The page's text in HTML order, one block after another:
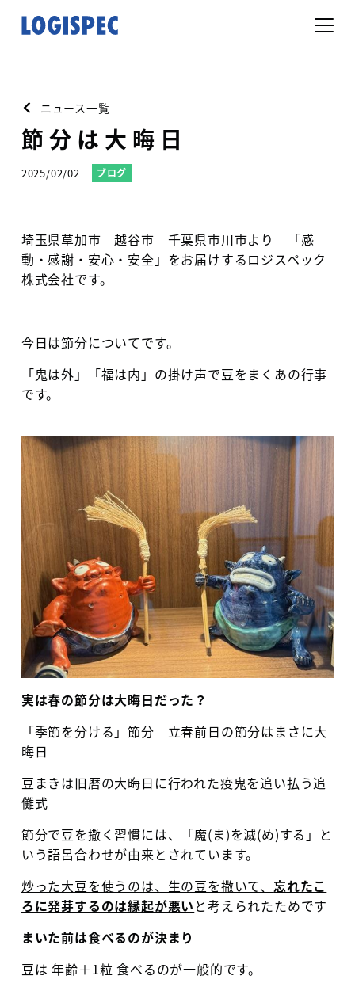
ニュース一覧
節分は大晦日
2025/02/02 ブログ
埼玉県草加市 越谷市 千葉県市川市より 「感
動・感謝・安心・安全」をお届けするロジスペック
株式会社です。
今日は節分についてです。
「鬼は外」「福は内」の掛け声で豆をまくあの行事
です。
実は春の節分は大晦日だった？
「季節を分ける」節分 立春前日の節分はまさに大
晦日
豆まきは旧暦の大晦日に行われた疫鬼を追い払う追
儺式
節分で豆を撒く習慣には、「魔(ま)を滅(め)する」と
いう語呂合わせが由来とされています。
炒った大豆を使う のは、生の豆を撒いて、 忘れたこ
ろに発芽するのは縁起が悪い と考えられたためです
まいた前は食べるのが決まり
豆は 年齢＋1粒 食べるのが一般的です。